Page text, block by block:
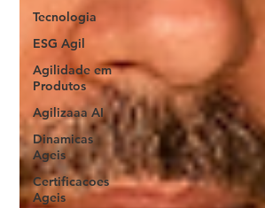
Tecnologia
ESG Agil
Agilidade em
Produtos
Agilizaaa AI
Dinamicas
Ageis
Certificacoes
Ageis